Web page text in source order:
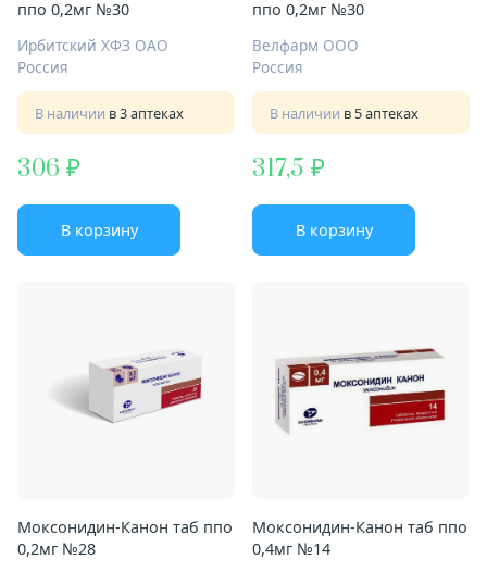
ппо 0,2мг №30
Ирбитский ХФЗ ОАО
Россия
В наличии в 3 аптеках
306
В корзину
ппо 0,2мг №30
Велфарм ООО
Россия
В наличии в 5 аптеках
317,5
В корзину
Моксонидин-Канон таб ппо
0,2мг №28
Моксонидин-Канон таб ппо
0,4мг №14